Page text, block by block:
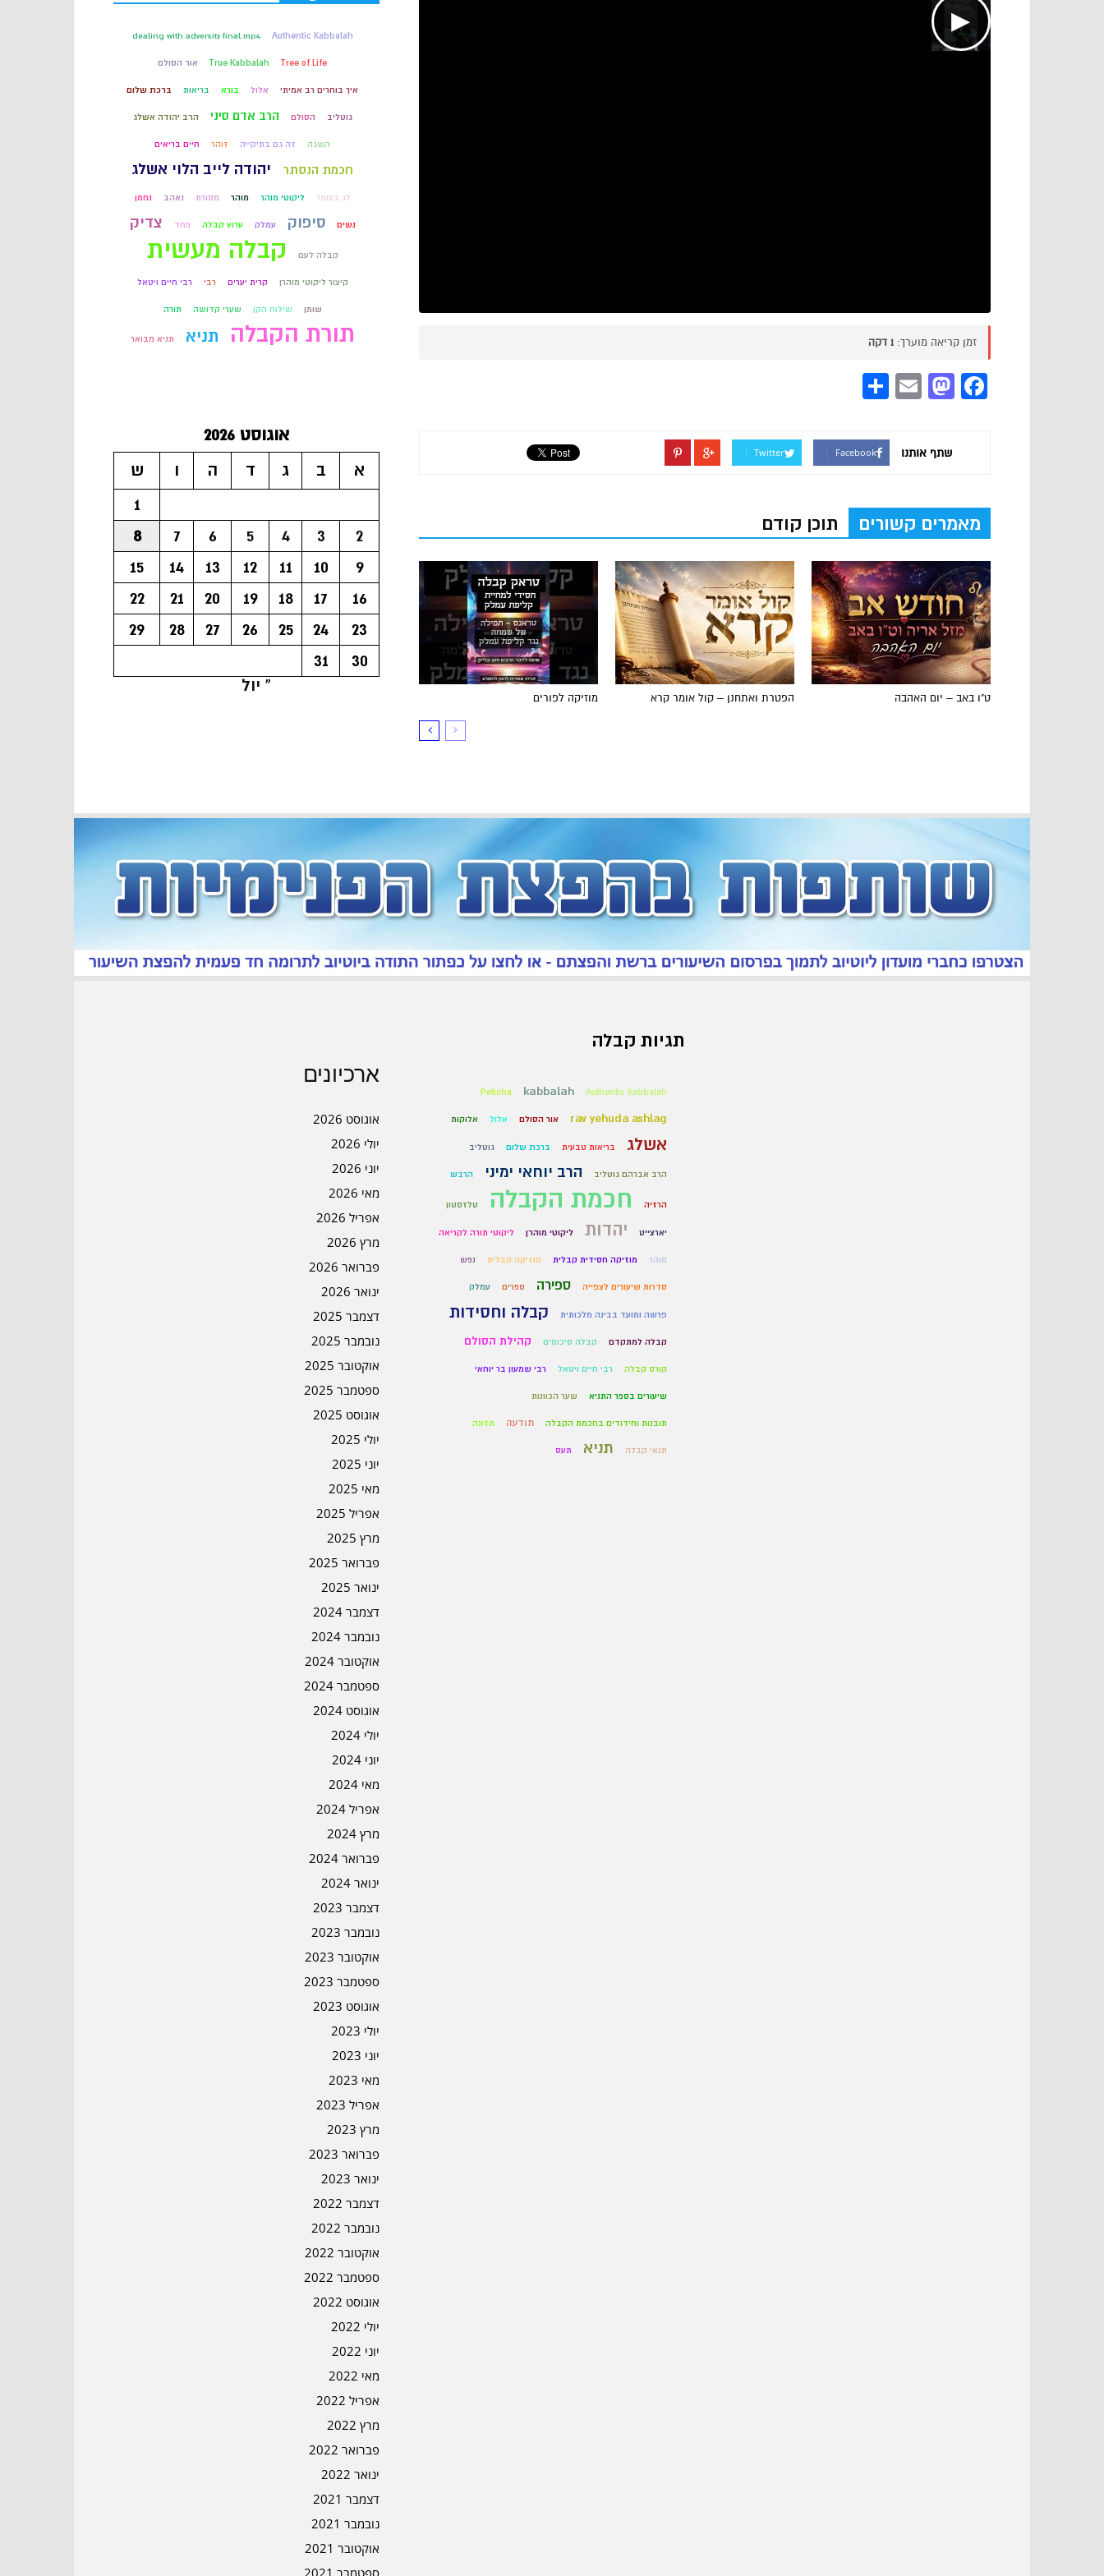
▶
זמן קריאה מוערך: 1 דקה
Facebook
Mastodon
Email
שתף אותנו Facebook
Twitter
מאמרים קשורים תוכן קודם
מוזיקה לפורים הפטרת ואתחנן – קול אומר קרא ט"ו באב – יום האהבה
Authentic Kabbalah
dealing with adversity final.mp4
Tree of Life
True Kabbalah אור הסולם
איך בוחרים רב אמיתי אלול בורא בריאות ברכת שלום
גוטליב הסולם הרב אדם סיני הרב יהודה אשלג
השגה זה גם בתיקייה זוהר חיים בריאים
חכמת הנסתר יהודה לייב הלוי אשלג
לג בעומר ליקוטי מוהר מוהר מסורת נאהב נחמן
נשים סיפוק עמלק ערוץ קבלה פחד צדיק
קבלה לעם קבלה מעשית
קיצור ליקוטי מוהרן קרית יערים רבי רבי חיים ויטאל
שומן שילוח הקן שערי קדושה תורה
תורת הקבלה תניא תניא מבואר
אוגוסט 2026
א
ב ג ד ה ו
ש
1
2
3
4
5
6
7
8
9
10
11
12
13
14
15
16
17
18
19
20
21
22
23
24
25
26
27
28
29
30
31
« יול
ארכיונים
אוגוסט 2026
יולי 2026
יוני 2026
מאי 2026
אפריל 2026
מרץ 2026
פברואר 2026
ינואר 2026
דצמבר 2025
נובמבר 2025
אוקטובר 2025
ספטמבר 2025
אוגוסט 2025
יולי 2025
יוני 2025
מאי 2025
אפריל 2025
מרץ 2025
פברואר 2025
ינואר 2025
דצמבר 2024
נובמבר 2024
אוקטובר 2024
ספטמבר 2024
אוגוסט 2024
יולי 2024
יוני 2024
מאי 2024
אפריל 2024
מרץ 2024
פברואר 2024
ינואר 2024
דצמבר 2023
נובמבר 2023
אוקטובר 2023
ספטמבר 2023
אוגוסט 2023
יולי 2023
יוני 2023
מאי 2023
אפריל 2023
מרץ 2023
פברואר 2023
ינואר 2023
דצמבר 2022
נובמבר 2022
אוקטובר 2022
ספטמבר 2022
אוגוסט 2022
יולי 2022
יוני 2022
מאי 2022
אפריל 2022
מרץ 2022
פברואר 2022
ינואר 2022
דצמבר 2021
נובמבר 2021
אוקטובר 2021
ספטמבר 2021
תגיות קבלה
Authentic Kabbalah
kabbalah
Peticha
rav yehuda ashlag אור הסולם אלול אלוקות
אשלג בריאות טבעית ברכת שלום גוטליב
הרב אברהם גוטליב הרב יוחאי ימיני הרבש
הרזיה חכמת הקבלה טלזסטון
יארצייט יהדות ליקוטי מוהרן ליקוטי תורה לקריאה
מוהר מוזיקה חסידית קבלית מוזיקה קבלית נפש
סדרות שיעורים לצפייה ספירה ספרים עמלק
פרשה ומועד בבינה מלכותית קבלה וחסידות
קבלה למתקדם קבלה סיכומים קהילת הסולם
קורס קבלה רבי חיים ויטאל רבי שמעון בר יוחאי
שיעורים בספר התניא שער הכוונות
תובנות וחידודים בחכמת הקבלה תודעה תזונה
תנאי קבלה תניא תעס